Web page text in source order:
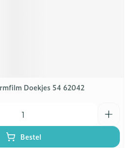
Doekjes 54 62042
Bestel